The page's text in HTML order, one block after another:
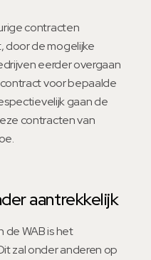
contracten
door de mogelijke
eerder overgaan
voor bepaalde
gaan de
contracten van
aantrekkelijk
de WAB is het
zal onder anderen op